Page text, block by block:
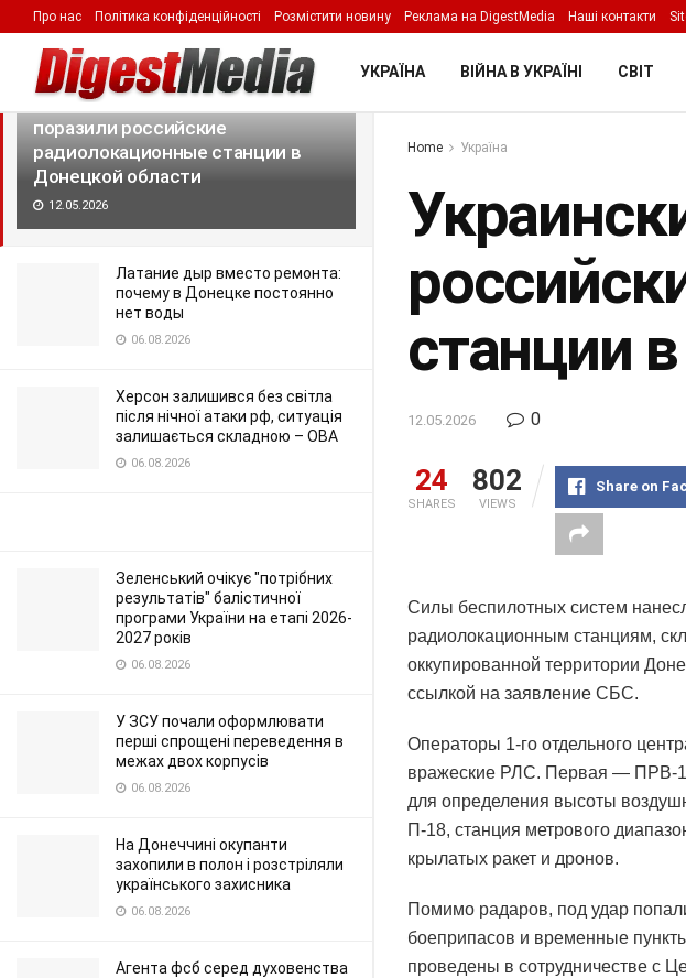
LATEST TRENDING Filter
Украинские беспилотники
поразили российские
радиолокационные станции в
Донецкой области
12.05.2026
Латание дыр вместо ремонта:
почему в Донецке постоянно
нет воды
06.08.2026
Херсон залишився без світла
після нічної атаки рф, ситуація
залишається складною – ОВА
06.08.2026
Зеленський очікує "потрібних
результатів" балістичної
програми України на етапі 2026-
2027 років
06.08.2026
У ЗСУ почали оформлювати
перші спрощені переведення в
межах двох корпусів
06.08.2026
На Донеччині окупанти
захопили в полон і розстріляли
українського захисника
06.08.2026
Агента фсб серед духовенства
Про нас Політика конфіденційності Розмістити новину Реклама на DigestMedia Наші контакти
УКРАЇНА ВІЙНА В УКРАЇНІ СВІТ
Home Україна
станции
12.05.2026 0
24
SHARES
802
VIEWS
Share on
Силы беспилотных систем
радиолокационным станциям,
оккупированной территории
ссылкой на заявление СБС.
Операторы 1-го отдельного
вражеские РЛС. Первая — ПРВ-
для определения высоты
П-18, станция метрового
крылатых ракет и дронов.
Помимо радаров, под удар
боеприпасов и временные
проведены в сотрудничестве с